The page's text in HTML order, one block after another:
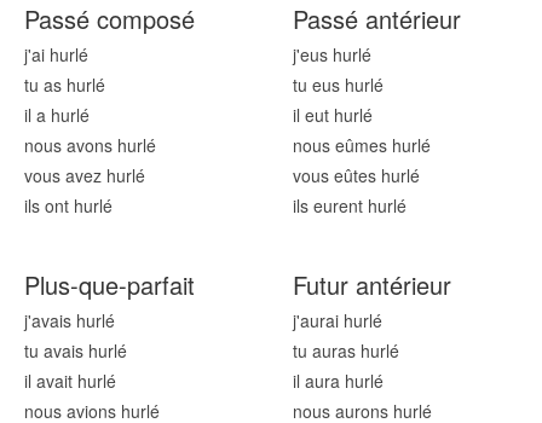
Passé composé
j'ai hurlé
tu as hurlé
il a hurlé
nous avons hurlé
vous avez hurlé
ils ont hurlé
Passé antérieur
j'eus hurlé
tu eus hurlé
il eut hurlé
nous eûmes hurlé
vous eûtes hurlé
ils eurent hurlé
Plus-que-parfait
j'avais hurlé
tu avais hurlé
il avait hurlé
nous avions hurlé
Futur antérieur
j'aurai hurlé
tu auras hurlé
il aura hurlé
nous aurons hurlé